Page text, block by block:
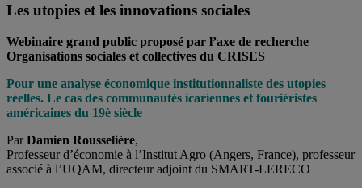
Les utopies et les innovations sociales
Webinaire grand public proposé par l’axe de recherche
Organisations sociales et collectives du CRISES
Pour une analyse économique institutionnaliste des utopies
réelles. Le cas des communautés icariennes et fouriéristes
américaines du 19è siècle
ParDamien Rousselière,
Professeur d’économie à l’Institut Agro (Angers, France), professeur
associé à l’UQAM, directeur adjoint du SMART-LERECO